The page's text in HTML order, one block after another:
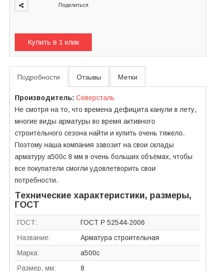
Поделиться
Купить в 1 клик
Подробности Отзывы Метки
Производитель: Северсталь
Не смотря на то, что времена дефицита канули в лету,
многие виды арматуры во время активного
строительного сезона найти и купить очень тяжело.
Поэтому наша компания завозит на свои склады
арматуру а500с 8 мм в очень больших объёмах, чтобы
все покупатели смогли удовлетворить свои
потребности.
Технические характеристики, размеры,
ГОСТ
ГОСТ:
ГОСТ Р 52544-2006
Название:
Арматура строительная
Марка:
а500с
Размер, мм:
8